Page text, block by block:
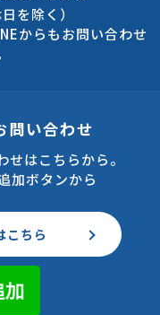
を除く）
からもお問い合わせ
問い合わせ
はこちらから。
加ボタンから
こちら